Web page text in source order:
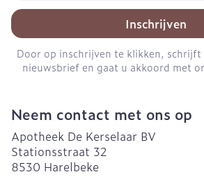
Inschrijven
Door op inschrijven te klikken,
nieuwsbrief en gaat u akkoord met
Neem contact met ons op
Apotheek De Kerselaar BV
Stationsstraat 32
8530 Harelbeke